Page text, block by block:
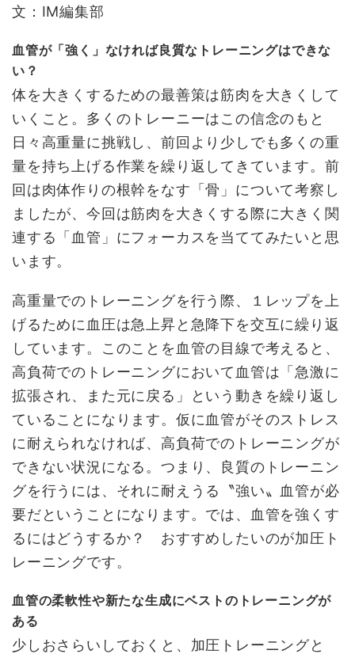
文：IM編集部
血管が「強く」なければ良質なトレーニングはできな
い？
体を大きくするための最善策は筋肉を大きくして
いくこと。多くのトレーニーはこの信念のもと
日々高重量に挑戦し、前回より少しでも多くの重
量を持ち上げる作業を繰り返してきています。前
回は肉体作りの根幹をなす「骨」について考察し
ましたが、今回は筋肉を大きくする際に大きく関
連する「血管」にフォーカスを当ててみたいと思
います。
高重量でのトレーニングを行う際、１レップを上
げるために血圧は急上昇と急降下を交互に繰り返
しています。このことを血管の目線で考えると、
高負荷でのトレーニングにおいて血管は「急激に
拡張され、また元に戻る」という動きを繰り返し
ていることになります。仮に血管がそのストレス
に耐えられなければ、高負荷でのトレーニングが
できない状況になる。つまり、良質のトレーニン
グを行うには、それに耐えうる〝強い〟血管が必
要だということになります。では、血管を強くす
るにはどうするか？ おすすめしたいのが加圧ト
レーニングです。
血管の柔軟性や新たな生成にベストのトレーニングが
ある
少しおさらいしておくと、加圧トレーニングと